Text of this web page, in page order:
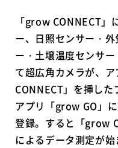
「grow CONNECT」
ー、日照センサー・
ー・土壌温度センサ
て超広角カメラが、
CONNECT」を挿した
アプリ「grow GO」
登録。すると「grow
によるデータ測定が